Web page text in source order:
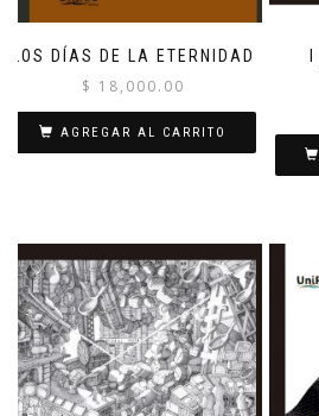
LOS DÍAS DE LA ETERNIDAD
$ 18,000.00
AGREGAR AL CARRITO
I